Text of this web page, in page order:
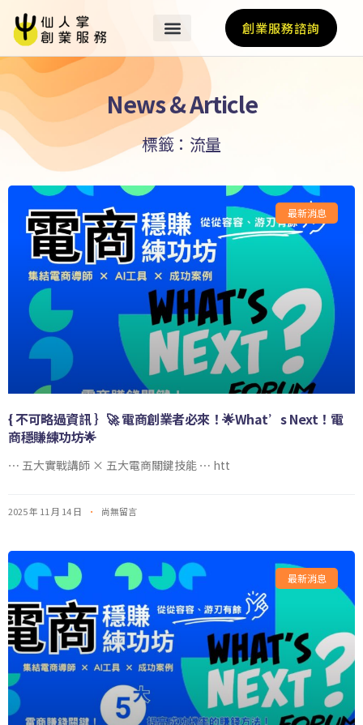
創業服務諮詢
News & Article
標籤：流量
最新消息
{ 不可略過資訊 ｝🚀 電商創業者必來！🌟What’s Next！電
商穩賺練功坊🌟
⋯ 五大實戰講師 × 五大電商關鍵技能 ⋯ htt
2025 年 11 月 14 日 尚無留言
最新消息